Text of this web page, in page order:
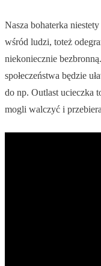
Nasza bohaterka
wśród ludzi, toteż
niekoniecznie
społeczeństwa będzie
do np. Outlast ucieczka
mogli walczyć i